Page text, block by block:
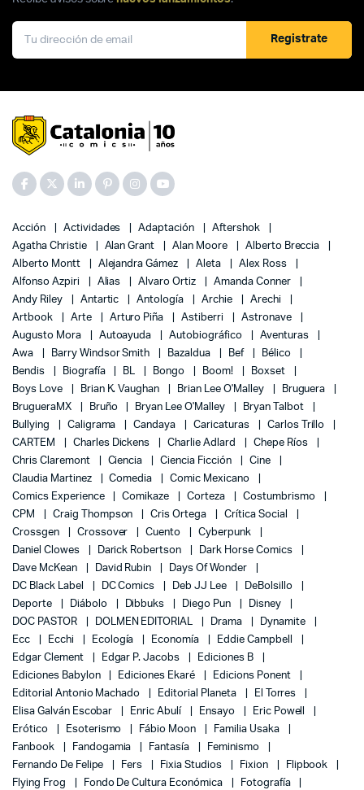
Registrate
Acción Actividades Adaptación
Aftershok
Agatha Christie
Alan Grant Alan Moore
Alberto Breccia
Alberto Montt
Alejandra Gámez Aleta
Alex Ross
Alfonso Azpiri
Alias Alvaro Ortiz
Amanda Conner
Andy Riley
Antartic Antología Archie
Arechi
Artbook
Arte Arturo Piña Astiberri
Astronave
Augusto Mora
Autoayuda Autobiográfico
Aventuras
Awa
Barry Windsor Smith Bazaldua Bef
Bélico
Bendis
Biografía BL Bongo Boom!
Boxset
Boys Love
Brian K. Vaughan Brian Lee O'Malley
Bruguera
BrugueraMX
Bruño Bryan Lee O'Malley
Bryan Talbot
Bullying
Caligrama Candaya Caricaturas
Carlos Trillo
CARTEM
Charles Dickens Charlie Adlard
Chepe Ríos
Chris Claremont
Ciencia Ciencia Ficción
Cine
Claudia Martinez
Comedia
Comic Mexicano
Comics Experience
Comikaze Corteza
Costumbrismo
CPM
Craig Thompson Cris Ortega
Crítica Social
Crossgen
Crossover Cuento
Cyberpunk
Daniel Clowes
Darick Robertson
Dark Horse Comics
Dave McKean
David Rubin
Days Of Wonder
DC Black Label
DC Comics Deb JJ Lee
DeBolsillo
Deporte
Diábolo Dibbuks Diego Pun
Disney
DOC PASTOR
DOLMEN EDITORIAL Drama
Dynamite
Ecc
Ecchi Ecología Economía
Eddie Campbell
Edgar Clement
Edgar P. Jacobs
Ediciones B
Ediciones Babylon
Ediciones Ekaré
Edicions Ponent
Editorial Antonio Machado
Editorial Planeta
El Torres
Elisa Galván Escobar
Enric Abulí Ensayo
Eric Powell
Erótico
Esoterismo Fábio Moon
Familia Usaka
Fanbook
Fandogamia Fantasía
Feminismo
Fernando De Felipe
Fers Fixia Studios Fixion
Flipbook
Flying Frog
Fondo De Cultura Económica
Fotografía